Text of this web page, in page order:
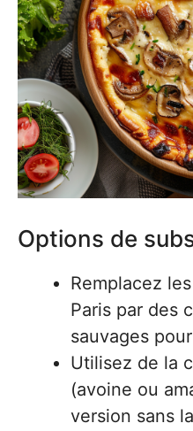
Options de
Remplacez
Paris par des
sauvages
Utilisez de la
(avoine ou
version sans